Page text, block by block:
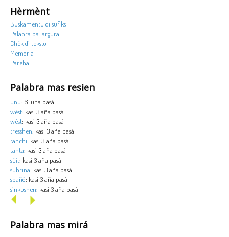
Hèrmènt
Buskamentu di sufiks
Palabra pa largura
Chèk di teksto
Memoria
Pareha
Palabra mas resien
unu: 6 luna pasá
wèst: kasi 3 aña pasá
wèst: kasi 3 aña pasá
tresshen: kasi 3 aña pasá
tanchi: kasi 3 aña pasá
tanta: kasi 3 aña pasá
sùit: kasi 3 aña pasá
subrina: kasi 3 aña pasá
spañó: kasi 3 aña pasá
sinkushen: kasi 3 aña pasá
Palabra mas mirá